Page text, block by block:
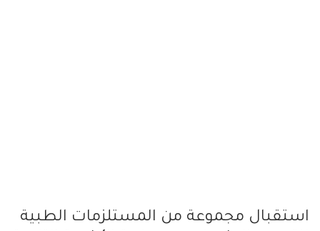
استقبال مجموعة من المستلزمات الطبية